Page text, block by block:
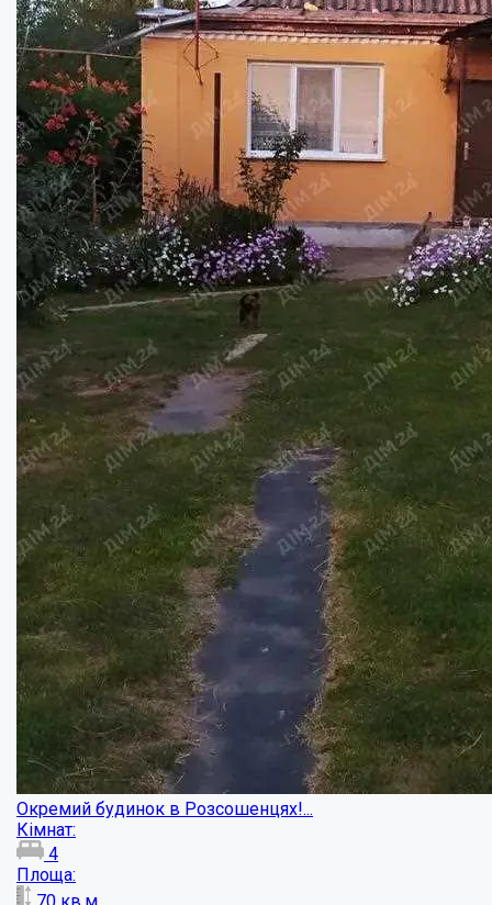
Окремий будинок в Розсошенцях!...
Кімнат:
4
Площа:
70кв.м.
Купити
70000 $